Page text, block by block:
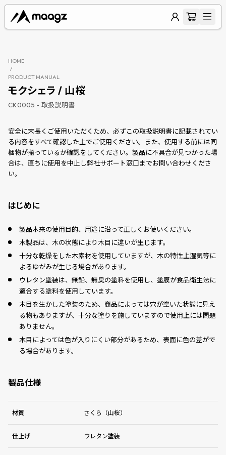
HOME
/
PRODUCT MANUAL
モクシェラ / 山桜
CK0005 - 取扱説明書
安全に末長くご使用いただくため、必ずこの取扱説明書に記載されてい
る内容をすべて確認した上でご使用ください。また、使用する前には同
梱物が揃っているか確認をしてください。製品に不具合が見つかった場
合は、直ちに使用を中止し弊社サポート窓口までお問い合わせくださ
い。
はじめに
製品本来の使用目的、用途に沿って正しくお使いください。
木製品は、木の状態により木目に違いが生じます。
十分な乾燥をした木素材を使用していますが、木の特性上湿気等に
よるゆがみが生じる場合があります。
ウレタン塗装は、無鉛、無臭の塗料を使用し、塗膜が食品衛生法に
適合する塗料を使用しています。
木目を生かした塗装のため、商品によっては穴が空いた状態に見え
る物もありますが、十分な塗りを施していますので使用上には問題
ありません。
木目によっては色が入りにくい部分があるため、表面に色の差がで
る場合があります。
製品仕様
材質 さくら（山桜）
仕上げ ウレタン塗装